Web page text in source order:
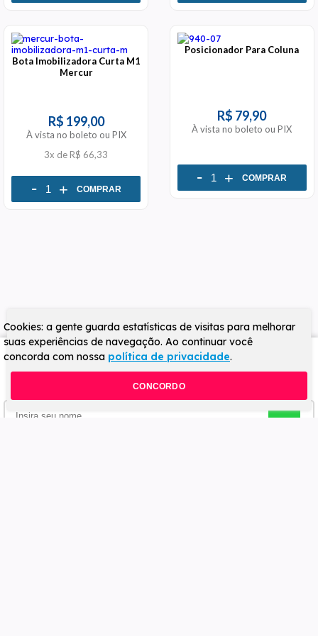
Bota Imobilizadora Curta M1
Mercur
R$ 199,00
À vista no boleto ou PIX
3x de R$ 66,33
- + COMPRAR
Posicionador Para Coluna
R$ 79,90
À vista no boleto ou PIX
- + COMPRAR
Cadastre-se na nossa newsletter
descontos especiais e ofertas exclusivas!
Cookies: a gente guarda estatísticas de visitas para melhorar
suas experiências de navegação. Ao continuar você
concorda com nossa política de privacidade.
CONCORDO